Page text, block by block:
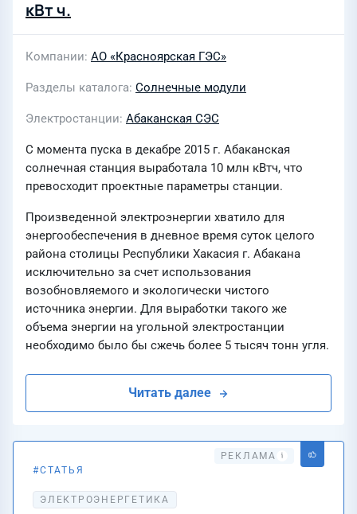
кВт ч.
Компании АО «Красноярская ГЭС»
Разделы каталога Солнечные модули
Электростанции Абаканская СЭС
С момента пуска в декабре 2015 г. Абаканская
солнечная станция выработала 10 млн кВтч, что
превосходит проектные параметры станции.
Произведенной электроэнергии хватило для
энергообеспечения в дневное время суток целого
района столицы Республики Хакасия г. Абакана
исключительно за счет использования
возобновляемого и экологически чистого
источника энергии. Для выработки такого же
объема энергии на угольной электростанции
необходимо было бы сжечь более 5 тысяч тонн угля.
Читать далее
СТАТЬЯ
24 июля 2026
ЭЛЕКТРОЭНЕРГЕТИКА